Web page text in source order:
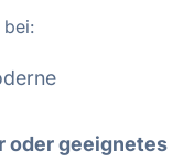
bei:
oder geeignetes